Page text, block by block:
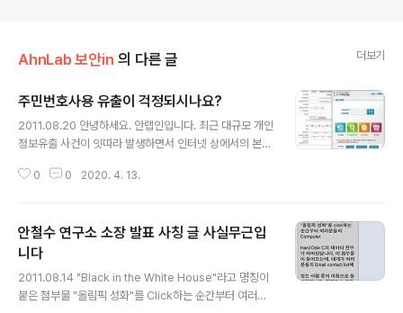
AhnLab 보안in 의 다른 글 더보기
주민번호사용 유출이 걱정되시나요?
2011.08.20 안녕하세요. 안랩인입니다. 최근 대규모 개인
정보유출 사건이 잇따라 발생하면서 인터넷 상에서의 본인
다시 한 번 주목 받고 있습니다. 하지만 정작 아이핀을 어떤
분들은 많지 않을 텐데요. 아이핀에 대한 실질적인 몇 가지
정보를 살펴보겠습니다. 아이핀(i-PIN, Internet Person
al Identification Number)이란, 인터넷 상에서 주민번
호를 대신하여 아이디와 패스워드를 이용하여 본인확인을
하는 수단을 말합니다. 현재 대부분의 웹사이트에서는 아
0 0 2020. 4. 13.
안철수 연구소 소장 발표 사칭 글 사실무근입
니다
2011.08.14 "Black in the White House"라고 명칭이
붙은 첨부물 "올림픽 성화"를 Click하는 순간부터 여러분